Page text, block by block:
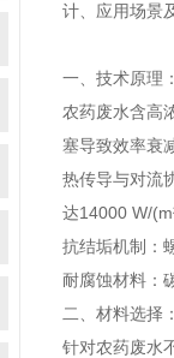
计、应用场景
一、技术原理
农药废水含高
塞导致效率衰
热传导与对流
达14000 W/
抗结垢机制：
耐腐蚀材料：
二、材料选择
针对农药废水